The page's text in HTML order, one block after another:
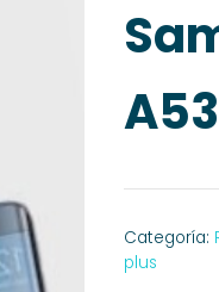
Categoría:
plus